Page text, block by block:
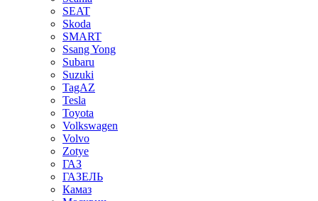
SEAT
Skoda
SMART
Ssang Yong
Subaru
Suzuki
TagAZ
Tesla
Toyota
Volkswagen
Volvo
Zotye
ГАЗ
ГАЗЕЛЬ
Камаз